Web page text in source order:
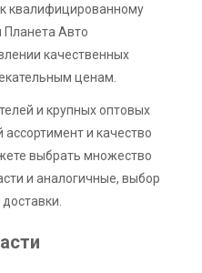
квалифицированному
Планета Авто
качественных
ценам.
и крупных оптовых
и качество
выбрать множество
и аналогичные, выбор